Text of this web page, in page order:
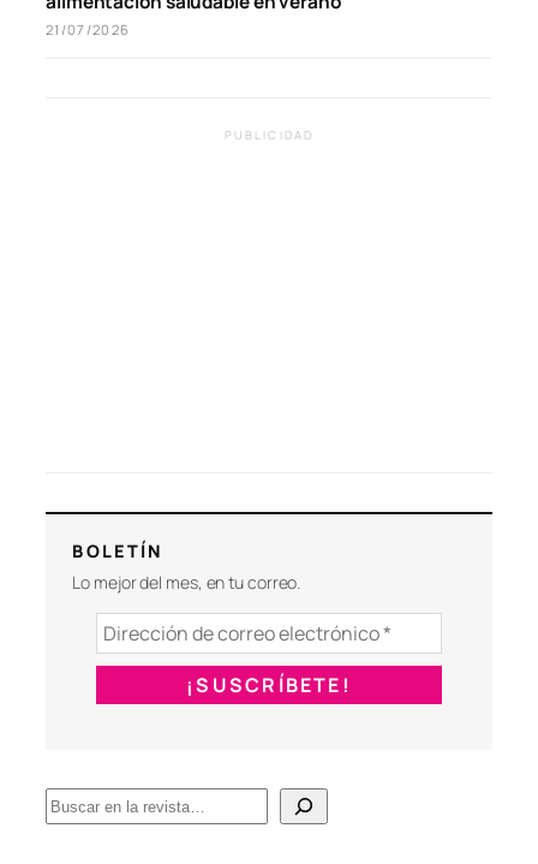
21/07/2026
PUBLICIDAD
BOLETÍN
Lo mejor del mes, en tu correo.
B
u